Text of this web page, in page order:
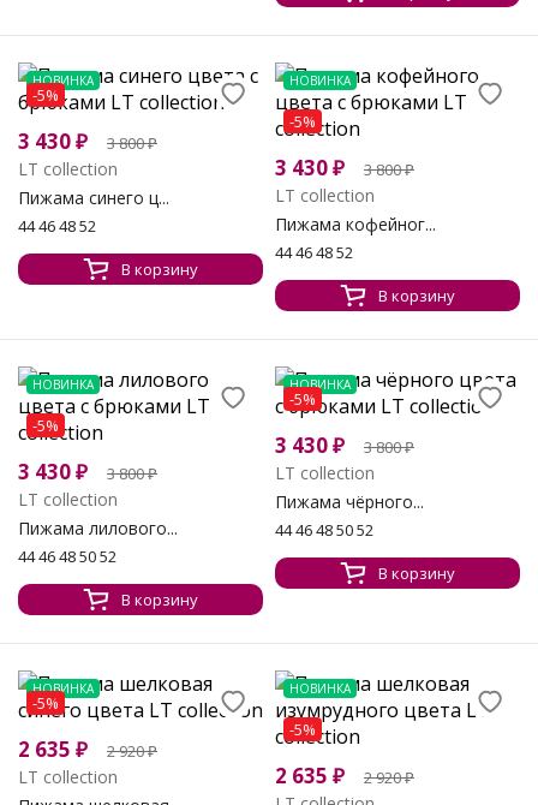
НОВИНКА
-5%
3 430₽ 3 800₽
LT collection
Пижама синего ц...
44 46 48 52
В корзину
НОВИНКА
-5%
3 430₽ 3 800₽
LT collection
Пижама кофейног...
44 46 48 52
В корзину
НОВИНКА
-5%
3 430₽ 3 800₽
LT collection
Пижама лилового...
44 46 48 50 52
В корзину
НОВИНКА
-5%
3 430₽ 3 800₽
LT collection
Пижама чёрного...
44 46 48 50 52
В корзину
НОВИНКА
-5%
2 635 ₽ 2 920₽
LT collection
НОВИНКА
-5%
2 635 ₽ 2 920₽